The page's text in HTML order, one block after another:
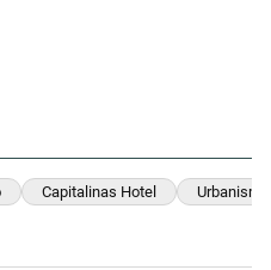
Capitalinas Hotel Urbanismo